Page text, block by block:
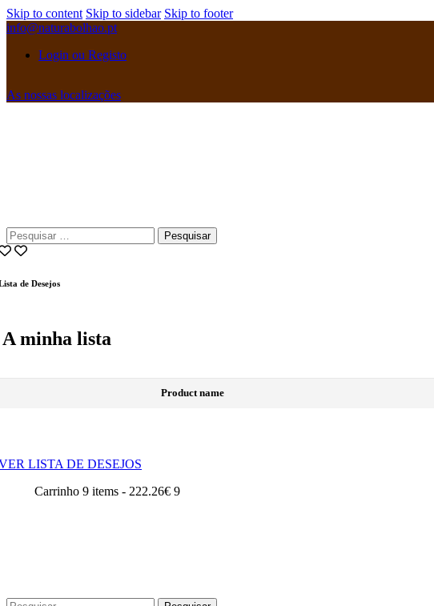
Skip to content Skip to sidebar Skip to footer
info@naturabolhao.pt
Login ou Registo
As nossas localizações
Pesquisar
por:
de Desejos
A minha lista
Product name
LISTA DE DESEJOS
Carrinho 9 items - 222.26€ 9